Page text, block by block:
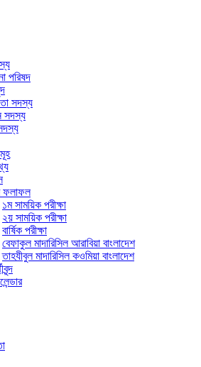
পরিষদ
সদস্য
সদস্য
ফলাফল
১ম সাময়িক পরীক্ষা
২য় সাময়িক পরীক্ষা
বার্ষিক পরীক্ষা
বেফাকুল মাদারিসিল আরাবিয়া বাংলাদেশ
তাহযীবুল মাদারিসিল কওমিয়া বাংলাদেশ